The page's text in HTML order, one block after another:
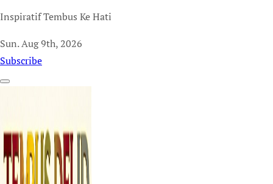
Inspiratif Tembus Ke Hati
Sun. Aug 9th, 2026
Subscribe